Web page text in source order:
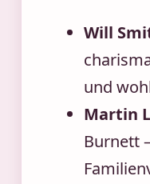
Will
und
Martin
Burnett